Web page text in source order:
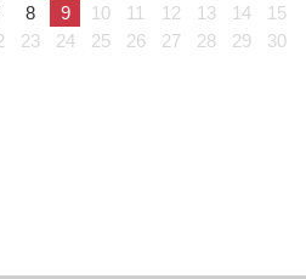
8 9 10 11 12 13 14
15
23 24 25 26 27 28 29
30